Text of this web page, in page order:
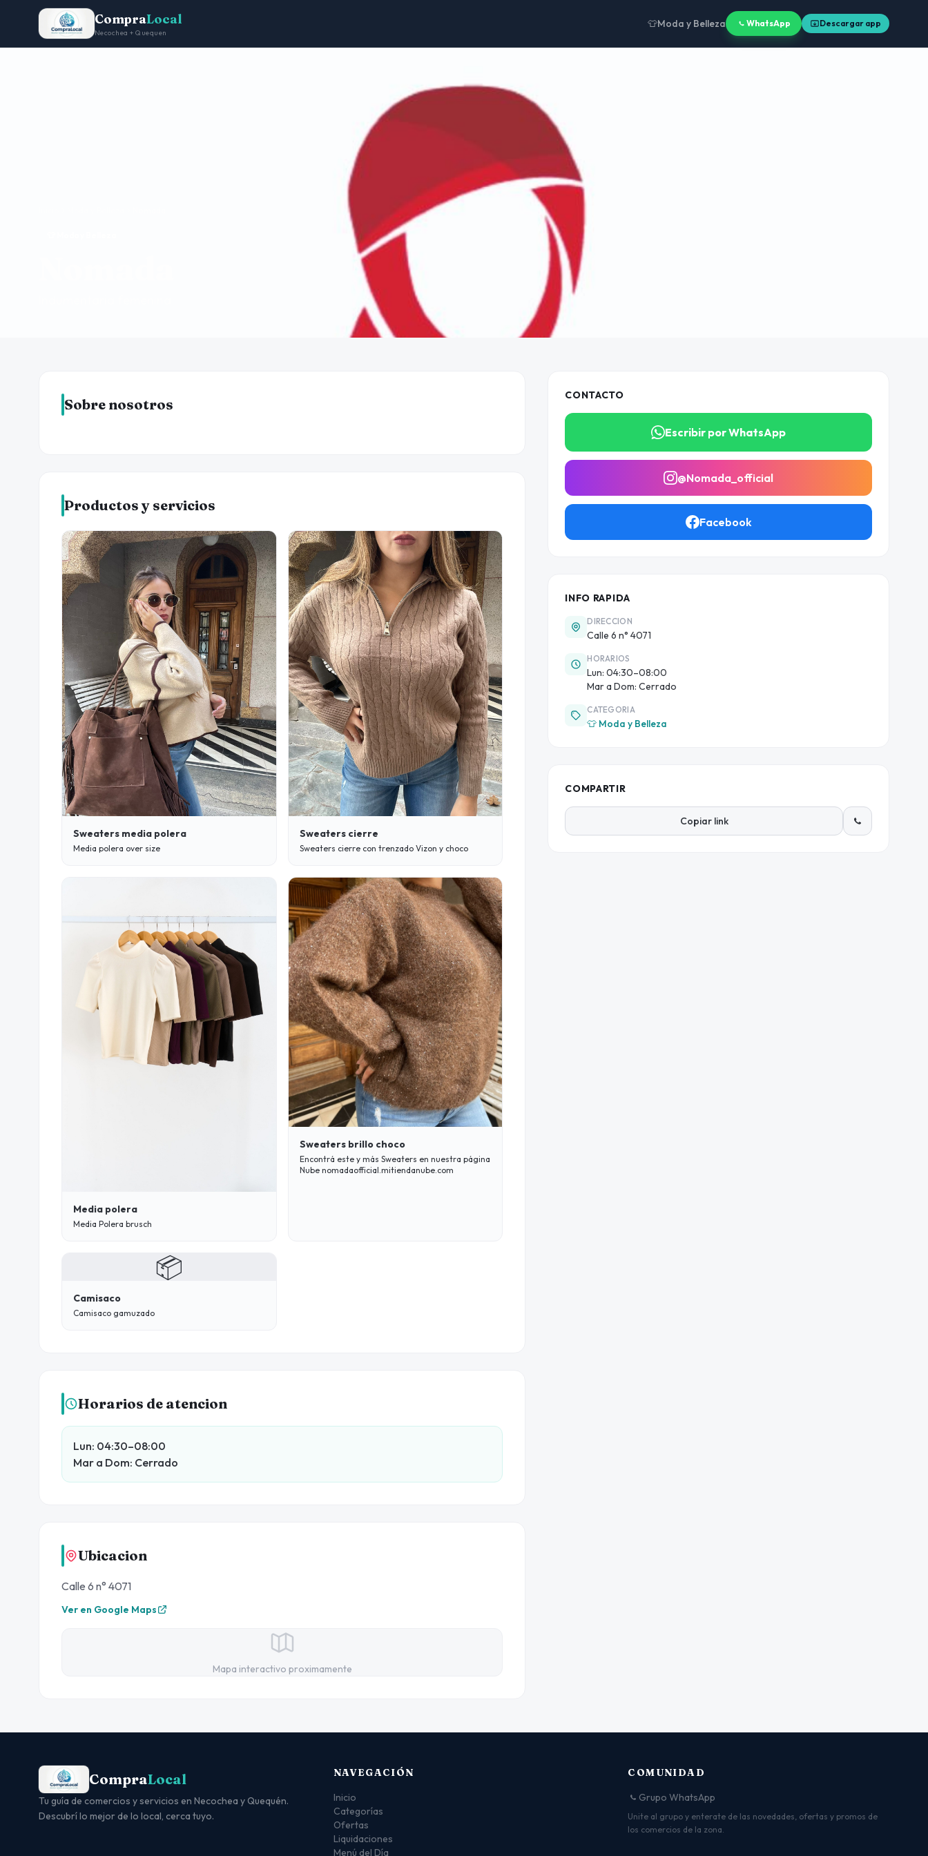
CompraLocal
Necochea + Quequen
👕Moda y Belleza WhatsApp Descargar app
Sobre nosotros
Productos y servicios
Sweaters media polera
Media polera over size
Sweaters cierre
Sweaters cierre con trenzado Vizon y choco
Media polera
Media Polera brusch
Sweaters brillo choco
Encontrá este y más Sweaters en nuestra página
Nube nomadaofficial.mitiendanube.com
📦
Camisaco
Camisaco gamuzado
Horarios de atencion
Lun: 04:30–08:00
Mar a Dom: Cerrado
Ubicacion
Calle 6 n° 4071
Ver en Google Maps
Mapa interactivo proximamente
CONTACTO
Escribir por WhatsApp
@Nomada_official
Facebook
INFO RAPIDA
DIRECCION
Calle 6 n° 4071
HORARIOS
Lun: 04:30–08:00
Mar a Dom: Cerrado
CATEGORIA
👕 Moda y Belleza
COMPARTIR
Copiar link
CompraLocal
Tu guía de comercios y servicios en Necochea y Quequén.
Descubrí lo mejor de lo local, cerca tuyo.
NAVEGACIÓN
Inicio
Categorías
Ofertas
Liquidaciones
Menú del Día
COMUNIDAD
Grupo WhatsApp
Unite al grupo y enterate de las novedades, ofertas y promos de
los comercios de la zona.